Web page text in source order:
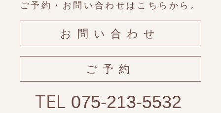
ご予約・お問い合わせはこちらから。
お問い合わせ
ご予約
TEL 075-213-5532